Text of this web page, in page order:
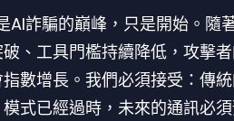
AI詐騙的巔峰，只是開始。隨
、工具門檻持續降低，攻擊
數增長。我們必須接受：傳
模式已經過時，未來的通訊必